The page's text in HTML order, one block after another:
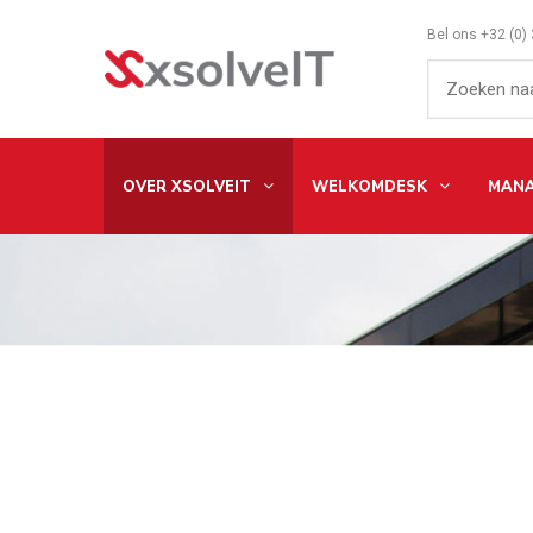
Bel ons +32 (0)
OVER XSOLVEIT WELKOMDESK